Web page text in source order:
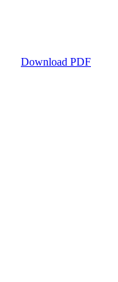
Download PDF